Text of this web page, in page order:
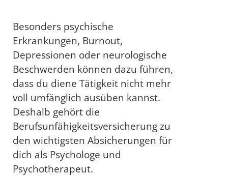
Besonders psychische
Erkrankungen, Burnout,
Depressionen oder neurologische
Beschwerden können dazu führen,
dass du diene Tätigkeit nicht mehr
voll umfänglich ausüben kannst.
Deshalb gehört die
Berufsunfähigkeitsversicherung zu
den wichtigsten Absicherungen für
dich als Psychologe und
Psychotherapeut.